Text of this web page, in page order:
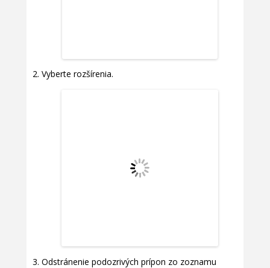
Vyberte rozšírenia.
Odstránenie podozrivých prípon zo zoznamu